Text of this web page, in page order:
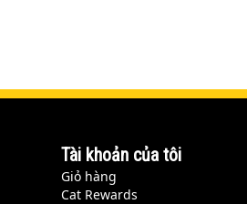
Tài khoản của tôi
Giỏ hàng
Cat Rewards